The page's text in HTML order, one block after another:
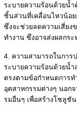
ระบายความร้อนด้วยน้ำ
ชิ้นส่วนที่เคลื่อนไหวน้อ
ซึ่งจะช่วยลดความเสี่ยง
ทำงาน ซึ่งอาจส่งผลกร
4. ความสามารถในการ
ระบายความร้อนด้วยน้
ตรงตามข้อกำหนดการท
อุตสาหกรรมต่างๆ นอก
รมอื่นๆ เพื่อสร้างโซลูชั